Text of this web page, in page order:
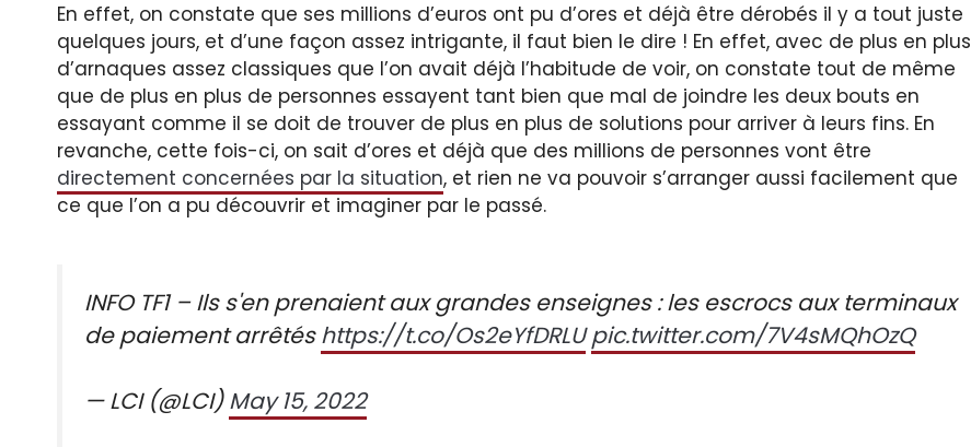
En effet, on constate que ses millions d’euros ont pu d’ores et déjà être dérobés il y a tout juste
quelques jours, et d’une façon assez intrigante, il faut bien le dire ! En effet, avec de plus en plus
d’arnaques assez classiques que l’on avait déjà l’habitude de voir, on constate tout de même
que de plus en plus de personnes essayent tant bien que mal de joindre les deux bouts en
essayant comme il se doit de trouver de plus en plus de solutions pour arriver à leurs fins. En
revanche, cette fois-ci, on sait d’ores et déjà que des millions de personnes vont être
directement concernées par la situation, et rien ne va pouvoir s’arranger aussi facilement que
ce que l’on a pu découvrir et imaginer par le passé.
INFO TF1 – Ils s'en prenaient aux grandes enseignes : les escrocs aux terminaux
de paiement arrêtéshttps://t.co/Os2eYfDRLU pic.twitter.com/7V4sMQhOzQ
— LCI (@LCI)May 15, 2022